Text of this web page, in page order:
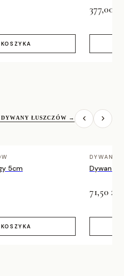
377,00 zł
ŁUSZCZÓW →
5cm
DYWANY
Dywan
71,50 zł